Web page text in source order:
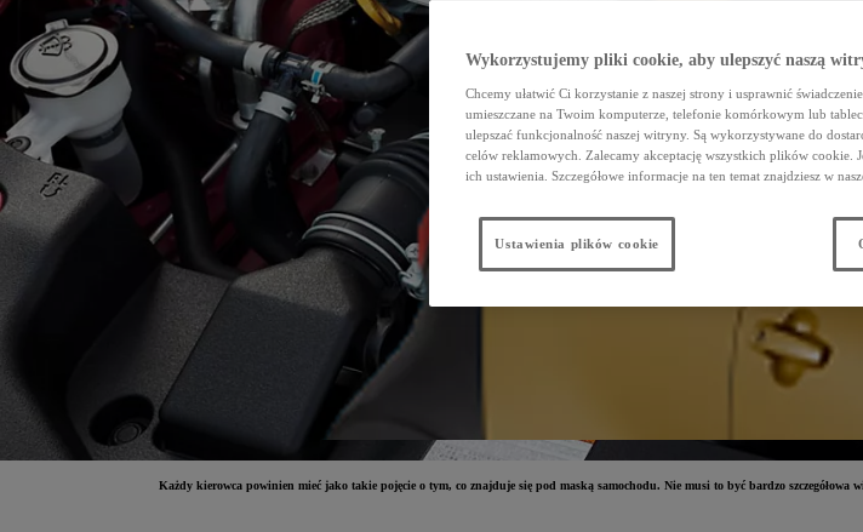
Każdy kierowca powinien mieć jako takie pojęcie o tym, co znajduje się pod maską samochodu. Nie musi to być bardzo
Wykorzystujemy pliki cookie, aby ulepszyć naszą
Chcemy ułatwić Ci korzystanie z naszej strony i usprawnić
umieszczane na Twoim komputerze, telefonie komórkowym lub
ulepszać funkcjonalność naszej witryny. Są wykorzystywane do
celów reklamowych. Zalecamy akceptację wszystkich plików cookie.
ich ustawienia. Szczegółowe informacje na ten temat znajdziesz w
Ustawienia plików cookie